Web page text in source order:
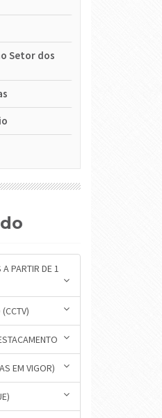
Setor dos
PARTIR DE 1
EM VIGOR)